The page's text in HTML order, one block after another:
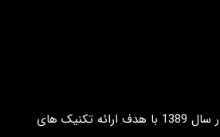
تیغ اره پایتخت (تاپ) در سال 1389 با هدف ارائه تکنیک های